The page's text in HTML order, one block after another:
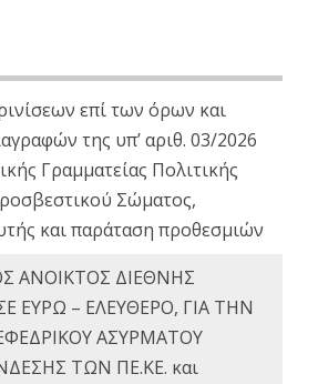
επί των όρων και
της υπ’ αριθ. 03/2026
Γραμματείας Πολιτικής
Σώματος,
και παράταση προθεσμιών
ΑΝΟΙΚΤΟΣ ΔΙΕΘΝΗΣ
ΕΥΡΩ – ΕΛΕΥΘΕΡΟ, ΓΙΑ ΤΗΝ
ΑΣΥΡΜΑΤΟΥ
ΤΩΝ ΠΕ.ΚΕ. και